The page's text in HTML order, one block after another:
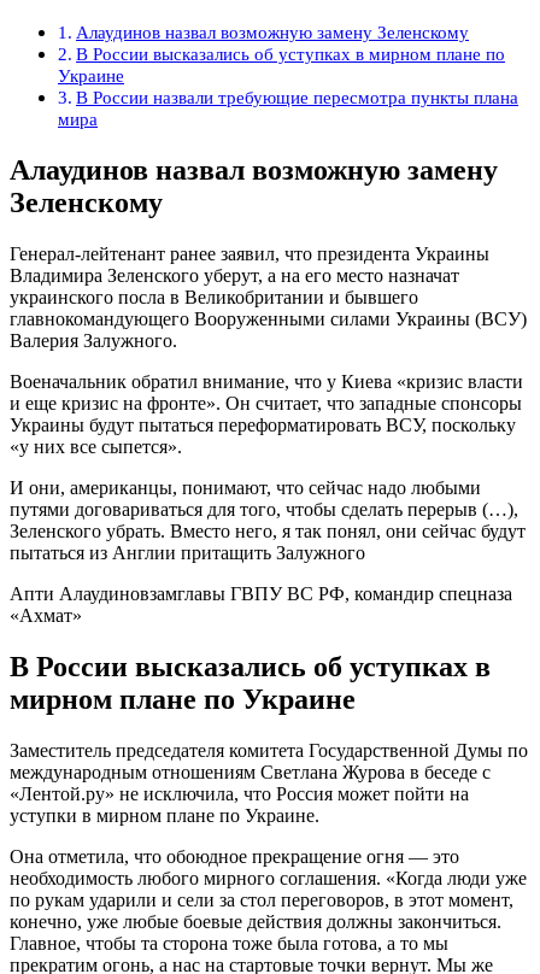
Алаудинов назвал возможную замену Зеленскому
В России высказались об уступках в мирном плане по
Украине
В России назвали требующие пересмотра пункты плана
мира
Алаудинов назвал возможную замену
Зеленскому
Генерал-лейтенант ранее заявил, что президента Украины
Владимира Зеленского уберут, а на его место назначат
украинского посла в Великобритании и бывшего
главнокомандующего Вооруженными силами Украины (ВСУ)
Валерия Залужного.
Военачальник обратил внимание, что у Киева «кризис власти
и еще кризис на фронте». Он считает, что западные спонсоры
Украины будут пытаться переформатировать ВСУ, поскольку
«у них все сыпется».
И они, американцы, понимают, что сейчас надо любыми
путями договариваться для того, чтобы сделать перерыв (…),
Зеленского убрать. Вместо него, я так понял, они сейчас будут
пытаться из Англии притащить Залужного
Апти Алаудиновзамглавы ГВПУ ВС РФ, командир спецназа
«Ахмат»
В России высказались об уступках в
мирном плане по Украине
Заместитель председателя комитета Государственной Думы по
международным отношениям Светлана Журова в беседе с
«Лентой.ру» не исключила, что Россия может пойти на
уступки в мирном плане по Украине.
Она отметила, что обоюдное прекращение огня — это
необходимость любого мирного соглашения. «Когда люди уже
по рукам ударили и сели за стол переговоров, в этот момент,
конечно, уже любые боевые действия должны закончиться.
Главное, чтобы та сторона тоже была готова, а то мы
прекратим огонь, а нас на стартовые точки вернут. Мы же